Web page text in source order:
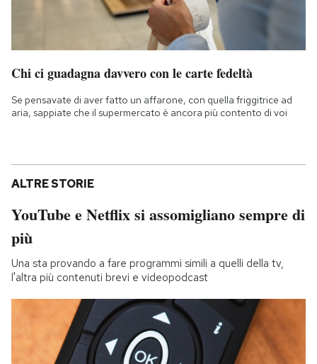
Chi ci guadagna davvero con le carte fedeltà
Se pensavate di aver fatto un affarone, con quella friggitrice ad
aria, sappiate che il supermercato è ancora più contento di voi
ALTRE STORIE
YouTube e Netflix si assomigliano sempre di
più
Una sta provando a fare programmi simili a quelli della tv,
l'altra più contenuti brevi e videopodcast